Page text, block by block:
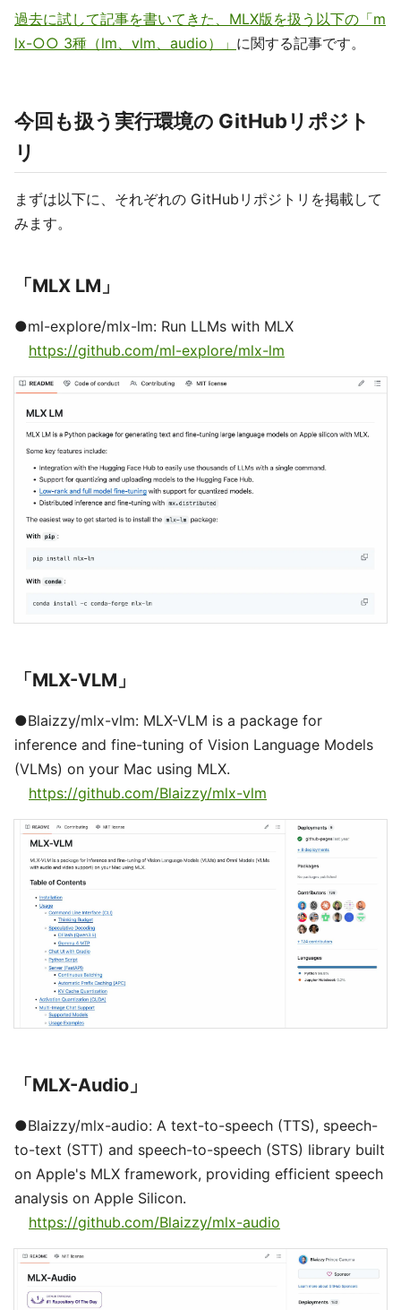
過去に試して記事を書いてきた、MLX版を扱う以下の「m
lx-○○ 3種（lm、vlm、audio）」 に関する記事です。
今回も扱う実行環境の GitHubリポジト
リ
まずは以下に、それぞれの GitHubリポジトリを掲載して
みます。
「MLX LM」
●ml-explore/mlx-lm: Run LLMs with MLX
https://github.com/ml-explore/mlx-lm
「MLX-VLM」
●Blaizzy/mlx-vlm: MLX-VLM is a package for
inference and fine-tuning of Vision Language Models
(VLMs) on your Mac using MLX.
https://github.com/Blaizzy/mlx-vlm
「MLX-Audio」
●Blaizzy/mlx-audio: A text-to-speech (TTS), speech-
to-text (STT) and speech-to-speech (STS) library built
on Apple's MLX framework, providing efficient speech
analysis on Apple Silicon.
https://github.com/Blaizzy/mlx-audio